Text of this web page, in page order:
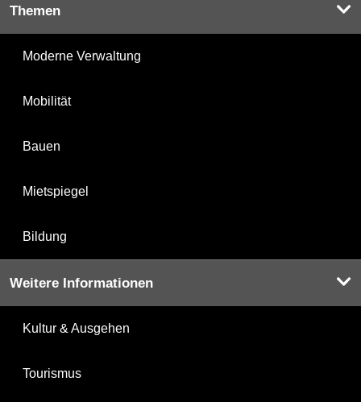
Themen
Moderne Verwaltung
Mobilität
Bauen
Mietspiegel
Bildung
Weitere Informationen
Kultur & Ausgehen
Tourismus